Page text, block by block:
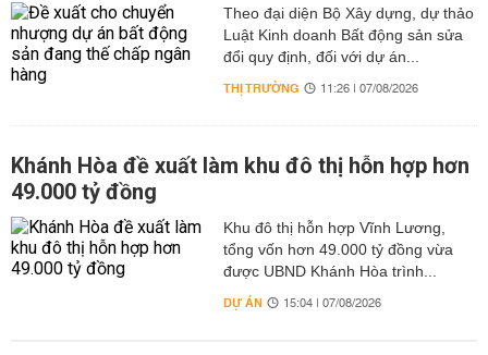
Theo đại diện Bộ Xây dựng, dự thảo
Luật Kinh doanh Bất động sản sửa
đổi quy định, đối với dự án...
THỊ TRƯỜNG 11:26 | 07/08/2026
Khánh Hòa đề xuất làm khu đô thị hỗn hợp hơn
49.000 tỷ đồng
Khu đô thị hỗn hợp Vĩnh Lương,
tổng vốn hơn 49.000 tỷ đồng vừa
được UBND Khánh Hòa trình...
DỰ ÁN 15:04 | 07/08/2026